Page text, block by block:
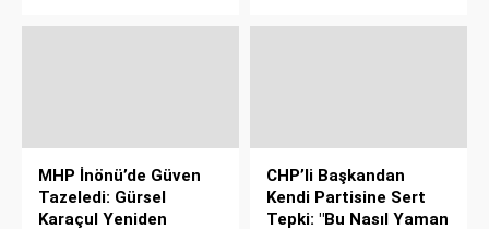
MHP İnönü’de Güven
Tazeledi: Gürsel
Karaçul Yeniden
CHP’li Başkandan
Kendi Partisine Sert
Tepki: "Bu Nasıl Yaman